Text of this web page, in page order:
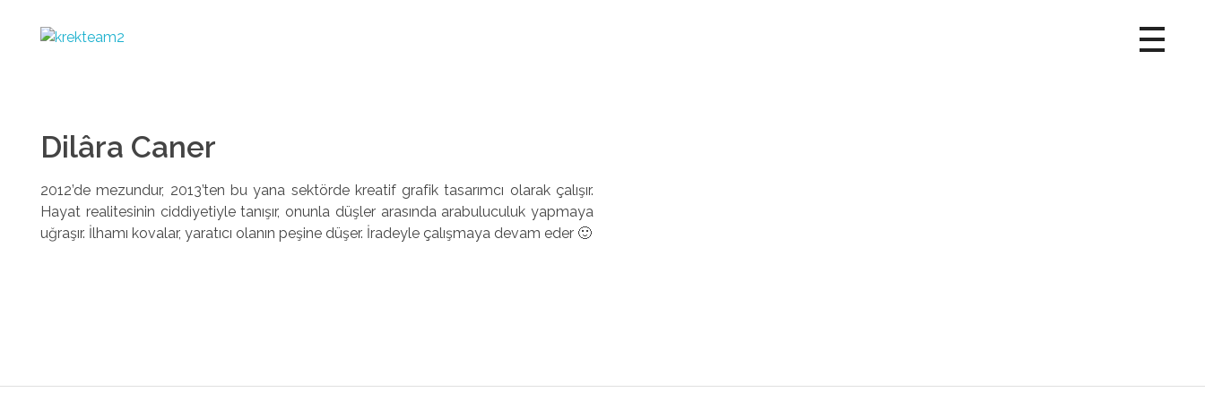
Dilâra Caner
2012’de mezundur, 2013’ten bu yana sektörde kreatif grafik tasarımcı olarak çalışır.
Hayat realitesinin ciddiyetiyle tanışır, onunla düşler arasında arabuluculuk yapmaya
uğraşır. İlhamı kovalar, yaratıcı olanın peşine düşer. İradeyle çalışmaya devam eder 🙂